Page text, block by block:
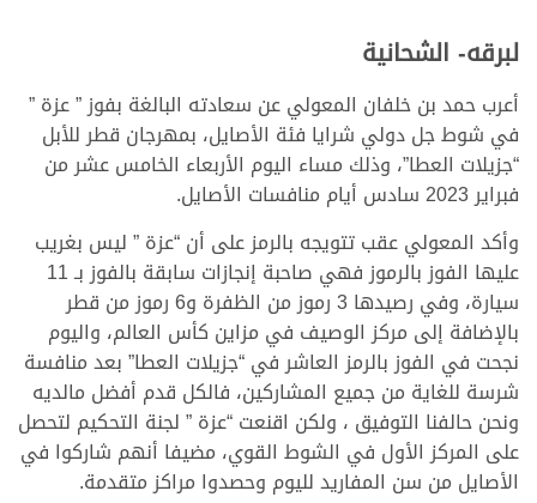
لبرقه- الشحانية
أعرب حمد بن خلفان المعولي عن سعادته البالغة بفوز ” عزة ”
في شوط جل دولي شرايا فئة الأصايل، بمهرجان قطر للأبل
“جزيلات العطا”، وذلك مساء اليوم الأربعاء الخامس عشر من
فبراير 2023 سادس أيام منافسات الأصايل.
وأكد المعولي عقب تتويجه بالرمز على أن “عزة ” ليس بغريب
عليها الفوز بالرموز فهي صاحبة إنجازات سابقة بالفوز بـ 11
سيارة، وفي رصيدها 3 رموز من الظفرة و6 رموز من قطر
بالإضافة إلى مركز الوصيف في مزاين كأس العالم، واليوم
نجحت في الفوز بالرمز العاشر في “جزيلات العطا” بعد منافسة
شرسة للغاية من جميع المشاركين، فالكل قدم أفضل مالديه
ونحن حالفنا التوفيق ، ولكن اقنعت “عزة ” لجنة التحكيم لتحصل
على المركز الأول في الشوط القوي، مضيفا أنهم شاركوا في
الأصايل من سن المفاريد لليوم وحصدوا مراكز متقدمة.